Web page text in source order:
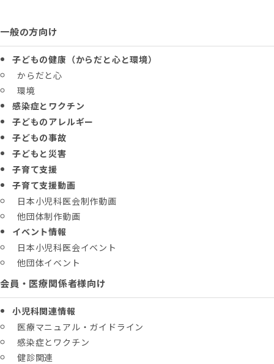
一般の方向け
子どもの健康（からだと心と環境）
からだと心
環境
感染症とワクチン
子どものアレルギー
子どもの事故
子どもと災害
子育て支援
子育て支援動画
日本小児科医会制作動画
他団体制作動画
イベント情報
日本小児科医会イベント
他団体イベント
会員・医療関係者様向け
小児科関連情報
医療マニュアル・ガイドライン
感染症とワクチン
健診関連